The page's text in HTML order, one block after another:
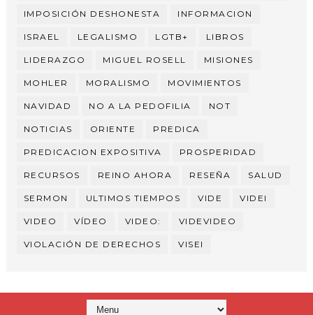
IMPOSICIÓN DESHONESTA INFORMACION
ISRAEL LEGALISMO LGTB+ LIBROS
LIDERAZGO MIGUEL ROSELL MISIONES
MOHLER MORALISMO MOVIMIENTOS
NAVIDAD NO A LA PEDOFILIA NOT
NOTICIAS ORIENTE PREDICA
PREDICACION EXPOSITIVA PROSPERIDAD
RECURSOS REINO AHORA RESEÑA SALUD
SERMON ULTIMOS TIEMPOS VIDE VIDEI
VIDEO VÍDEO VIDEO: VIDEVIDEO
VIOLACIÓN DE DERECHOS VISEI